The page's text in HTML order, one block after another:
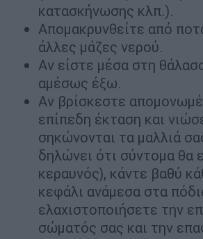
κατασκήνωσης κλπ.).
Απομακρυνθείτε από
άλλες μάζες νερού.
Αν είστε μέσα στη
αμέσως έξω.
Αν βρίσκεστε
επίπεδη έκταση και
σηκώνονται τα μαλλιά
δηλώνει ότι σύντομα θα
κεραυνός), κάντε βαθύ
κεφάλι ανάμεσα στα
ελαχιστοποιήσετε την
σώματός σας και την